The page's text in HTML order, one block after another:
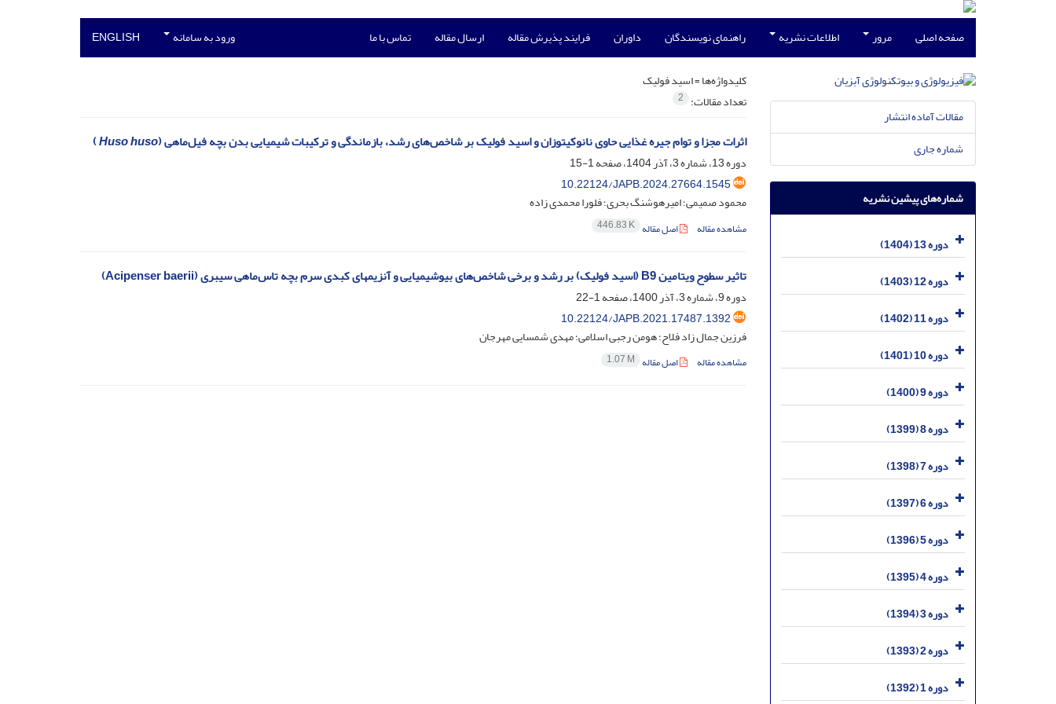
صفحه اصلی مرور اطلاعات نشریه راهنمای نویسندگان داوران فرایند پذیرش مقاله ارسال مقاله تماس با ما ورود به سامانه ENGLISH
کلیدواژه‌ها =اسید فولیک
تعداد مقالات: 2
اثرات مجزا و توام جیره غذایی حاوی نانوکیتوزان و اسید فولیک بر شاخص‌های رشد، بازماندگی و ترکیبات شیمیایی بدن بچه فیل‌ماهی (Huso huso
)
دوره 13، شماره 3، آذر 1404، صفحه
1-15
10.22124/JAPB.2024.27664.1545
محمود صمیمی؛ امیرهوشنگ بحری؛ فلورا محمدی زاده
مشاهده مقاله اصل مقاله 446.83 K
تاثیر سطوح ویتامین B9 (اسید فولیک) بر رشد و برخی شاخص‌های بیوشیمیایی و آنزیمهای کبدی سرم بچه تاس‌ماهی سیبری (Acipenser baerii)
دوره 9، شماره 3، آذر 1400، صفحه
1-22
10.22124/JAPB.2021.17487.1392
فرزین جمال زاد فلاح؛ هومن رجبی اسلامی؛ مهدی شمسایی مهرجان
مشاهده مقاله اصل مقاله 1.07 M
مقالات آماده انتشار
شماره جاری
شماره‌های پیشین نشریه
دوره 13 (1404)
دوره 12 (1403)
دوره 11 (1402)
دوره 10 (1401)
دوره 9 (1400)
دوره 8 (1399)
دوره 7 (1398)
دوره 6 (1397)
دوره 5 (1396)
دوره 4 (1395)
دوره 3 (1394)
دوره 2 (1393)
دوره 1 (1392)